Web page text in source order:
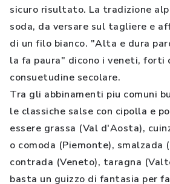
sicuro risultato. La tradizione
soda, da versare sul tagliere e
di un filo bianco. "Alta e dura
la fa paura" dicono i veneti, forti
consuetudine secolare.
Tra gli abbinamenti piu comuni
le classiche salse con cipolla e
essere grassa (Val d'Aosta),
o comoda (Piemonte), smalzada
contrada (Veneto), taragna
basta un guizzo di fantasia per